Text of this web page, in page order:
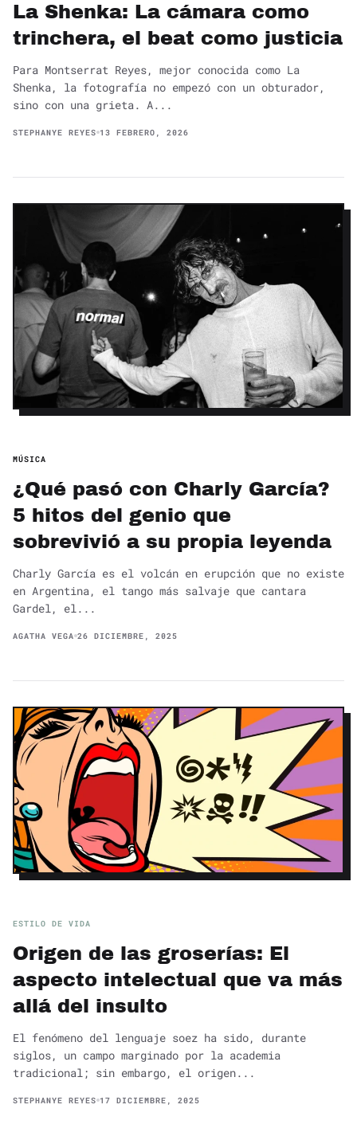
La Shenka: La cámara como
trinchera, el beat como justicia
Para Montserrat Reyes, mejor conocida como La
Shenka, la fotografía no empezó con un obturador,
sino con una grieta. A...
STEPHANYE REYES 13 FEBRERO, 2026
MÚSICA
¿Qué pasó con Charly García?
5 hitos del genio que
sobrevivió a su propia leyenda
Charly García es el volcán en erupción que no existe
en Argentina, el tango más salvaje que cantara
Gardel, el...
AGATHA VEGA 26 DICIEMBRE, 2025
ESTILO DE VIDA
Origen de las groserías: El
aspecto intelectual que va más
allá del insulto
El fenómeno del lenguaje soez ha sido, durante
siglos, un campo marginado por la academia
tradicional; sin embargo, el origen...
STEPHANYE REYES 17 DICIEMBRE, 2025